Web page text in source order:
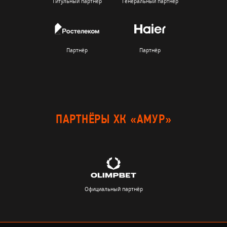
Партнёр Партнёр
ПАРТНЁРЫ ХК «АМУР»
Официальный партнёр